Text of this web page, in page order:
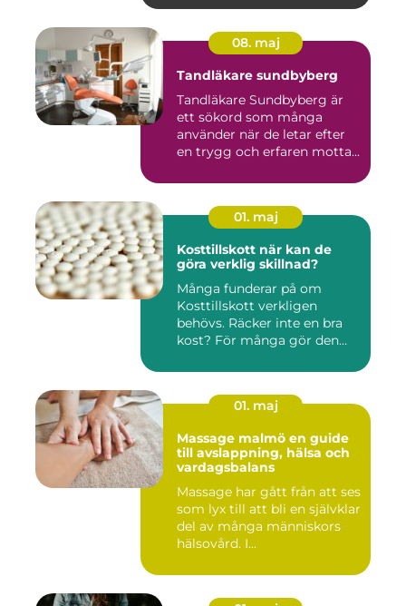
08. maj
Tandläkare sundbyberg
Tandläkare Sundbyberg är
ett sökord som många
använder när de letar efter
en trygg och erfaren motta...
01. maj
Kosttillskott när kan de
göra verklig skillnad?
Många funderar på om
Kosttillskott verkligen
behövs. Räcker inte en bra
kost? För många gör den
01. maj
Massage malmö en guide
till avslappning, hälsa och
vardagsbalans
Massage har gått från att ses
som lyx till att bli en självklar
del av många människors
hälsovård. I...